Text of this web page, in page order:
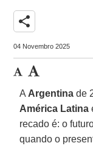
share
04 Novembro 2025
A Argentina de
América Latina
recado é: o
quando o